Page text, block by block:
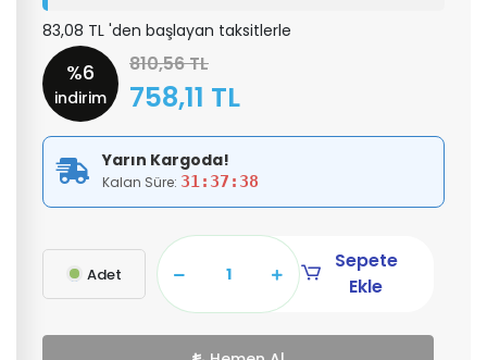
83,08 TL 'den başlayan taksitlerle
%6
indirim
810,56 TL
758,11 TL
Yarın Kargoda!
Kalan Süre: 31:37:37
Adet
Sepete
Ekle